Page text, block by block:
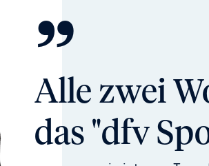
”
Alle zwei
das "dfv